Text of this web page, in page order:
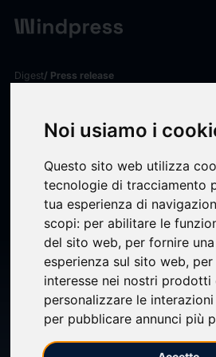
Noi usiamo i
Questo sito web utilizza
tecnologie di tracciamento
tua esperienza di
scopi: per abilitare le
del sito web, per fornire
esperienza sul sito web,
interesse nei nostri prodotti
personalizzare le
per pubblicare annunci più
Digest/ Press release
TECNIMONT
AGGIUDICA
AGGIUNTIVI PER
PER PROGETTO
ANNUNCIATO -
(MAIRE)
900M